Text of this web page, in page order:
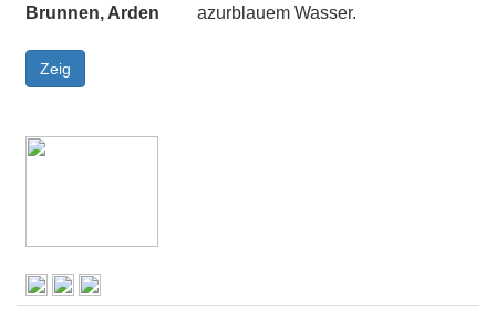
Brunnen, Arden
azurblauem Wasser.